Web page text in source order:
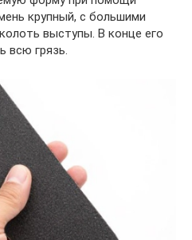
крупный, с большими
выступы. В конце его
всю грязь.